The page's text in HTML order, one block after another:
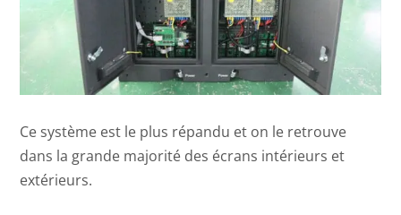
Ce système est le plus répandu et on le retrouve
dans la grande majorité des écrans intérieurs et
extérieurs.